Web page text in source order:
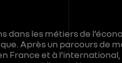
dans les métiers de
Après un parcours de
France et à